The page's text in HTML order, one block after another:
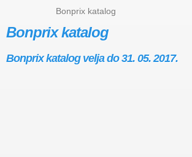
Bonprix katalog
Bonprix katalog
Bonprix katalog velja do 31. 05. 2017.